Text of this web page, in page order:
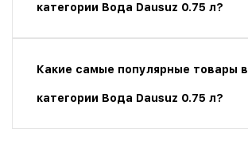
категории Вода Dausuz 0.75 л?
Какие самые популярные товары в
категории Вода Dausuz 0.75 л?